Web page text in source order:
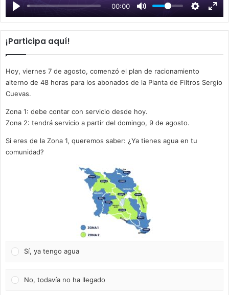
00:00
y
¡Participa aquí!
Hoy, viernes 7 de agosto, comenzó el plan de racionamiento
alterno de 48 horas para los abonados de la Planta de Filtros Sergio
Cuevas.
Zona 1: debe contar con servicio desde hoy.
Zona 2: tendrá servicio a partir del domingo, 9 de agosto.
Si eres de la Zona 1, queremos saber: ¿Ya tienes agua en tu
comunidad?
Sí, ya tengo agua
No, todavía no ha llegado